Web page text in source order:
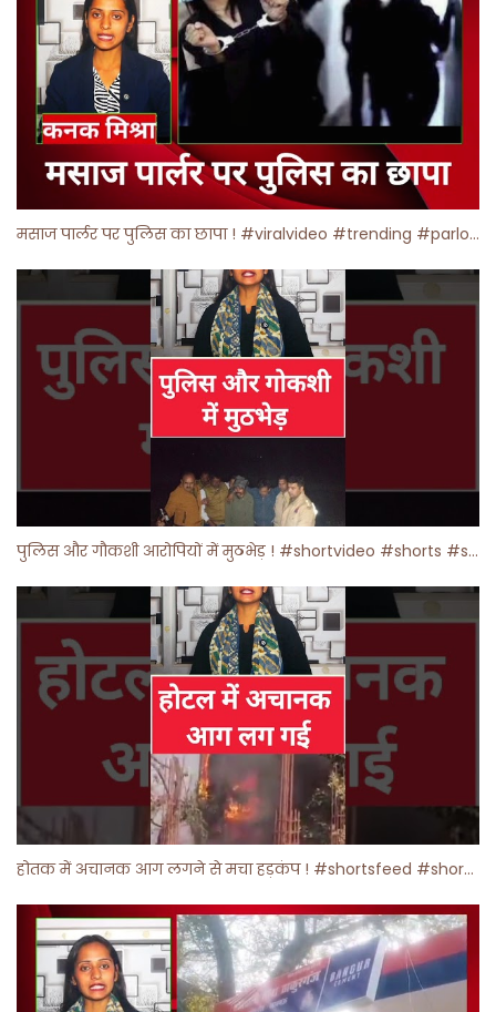
मसाज पार्लर पर पुलिस का छापा ! #viralvideo #trending #parlour
पुलिस और गौकशी आरोपियों में मुठभेड़ ! #shortvideo #shorts #shortsfeed
होतक में अचानक आग लगने से मचा हड़कंप ! #shortsfeed #shorts #viralshorts